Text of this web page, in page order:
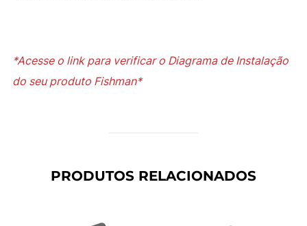
*Acesse o link para verificar o Diagrama de Instalação
do seu produto Fishman*
PRODUTOS RELACIONADOS